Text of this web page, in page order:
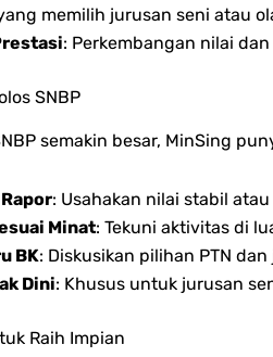
memilih jurusan seni atau
: Perkembangan nilai
SNBP
semakin besar, MinSing
: Usahakan nilai stabil
Minat: Tekuni aktivitas di
BK: Diskusikan pilihan PTN
Dini: Khusus untuk jurusan
Raih Impian